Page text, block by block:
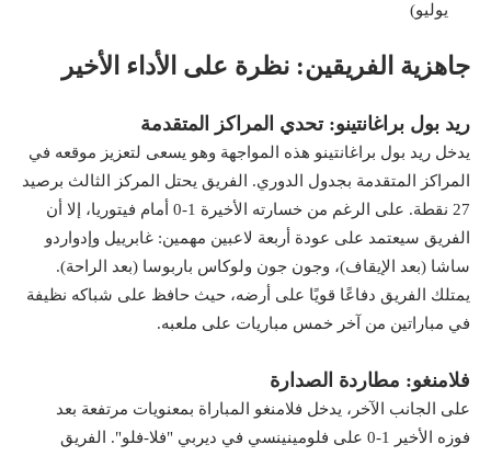
يوليو)
جاهزية الفريقين: نظرة على الأداء الأخير
ريد بول براغانتينو: تحدي المراكز المتقدمة
يدخل ريد بول براغانتينو هذه المواجهة وهو يسعى لتعزيز موقعه في
المراكز المتقدمة بجدول الدوري. الفريق يحتل المركز الثالث برصيد
27 نقطة. على الرغم من خسارته الأخيرة 1-0 أمام فيتوريا، إلا أن
الفريق سيعتمد على عودة أربعة لاعبين مهمين: غابرييل وإدواردو
ساشا (بعد الإيقاف)، وجون جون ولوكاس باربوسا (بعد الراحة).
يمتلك الفريق دفاعًا قويًا على أرضه، حيث حافظ على شباكه نظيفة
في مباراتين من آخر خمس مباريات على ملعبه.
فلامنغو: مطاردة الصدارة
على الجانب الآخر، يدخل فلامنغو المباراة بمعنويات مرتفعة بعد
فوزه الأخير 1-0 على فلومينينسي في ديربي "فلا-فلو". الفريق